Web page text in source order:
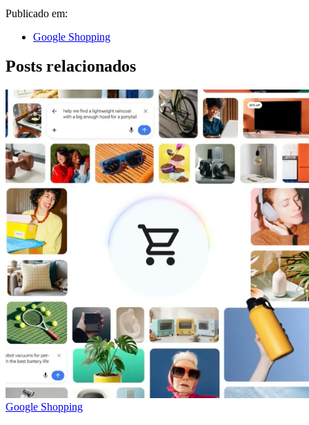
Publicado em:
Google Shopping
Posts relacionados
Google Shopping